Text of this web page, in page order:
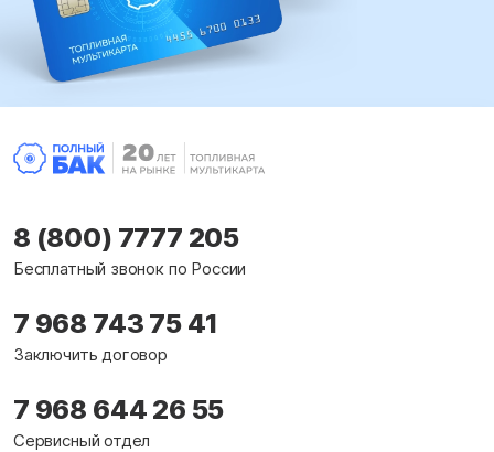
8 (800) 7777 205
Бесплатный звонок по России
7 968 743 75 41
Заключить договор
7 968 644 26 55
Сервисный отдел